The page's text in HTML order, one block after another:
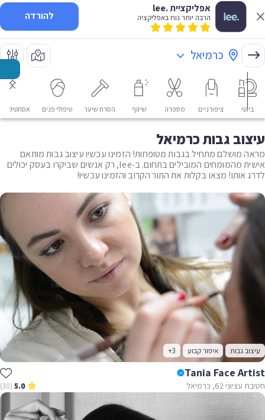
אפליקציית .lee
הרבה יותר נוח באפליקציה להורדה
כרמיאל
ביוטי ציפורניים מספרה שיזוף הסרת שיער טיפולי פנים אסתטיקה
עיצוב גבות כרמיאל
מראה מושלם מתחיל בגבות מטופחות! הזמינו עכשיו עיצוב גבות מותאם
אישית מהמומחים המובילים בתחום. ב-lee, רק אנשים שביקרו בעסק יכולים
לדרג אותו! מצאו בקלות את התור הקרוב והזמינו עכשיו!
עיצוב גבות איפור קבוע +3
Tania Face Artist
חטיבת עציוני 62, כרמיאל 5.0
(30)